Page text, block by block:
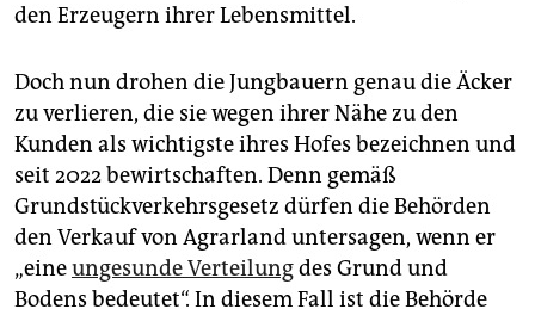
den Erzeugern ihrer Lebensmittel.
Doch nun drohen die Jungbauern genau die Äcker
zu verlieren, die sie wegen ihrer Nähe zu den
Kunden als wichtigste ihres Hofes bezeichnen und
seit 2022 bewirtschaften. Denn gemäß
Grundstückverkehrsgesetz dürfen die Behörden
den Verkauf von Agrarland untersagen, wenn er
„eineungesunde Verteilungdes Grund und
Bodens bedeutet“. In diesem Fall ist die Behörde